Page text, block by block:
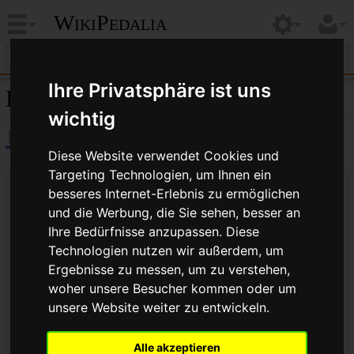
Ihre Privatsphäre ist uns
wichtig
Diese Website verwendet Cookies und
Targeting Technologien, um Ihnen ein
besseres Internet-Erlebnis zu ermöglichen
und die Werbung, die Sie sehen, besser an
Ihre Bedürfnisse anzupassen. Diese
Technologien nutzen wir außerdem, um
Ergebnisse zu messen, um zu verstehen,
woher unsere Besucher kommen oder um
unsere Website weiter zu entwickeln.
Alle akzeptieren
WikiPedalia
Labyrinthdichtung
Schaubild einer Labyrinthdichtung